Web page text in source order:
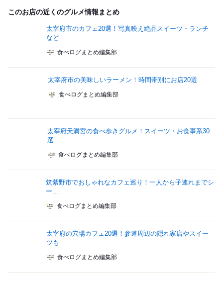
このお店の近くのグルメ情報まとめ
太宰府市のカフェ20選！写真映え絶品スイーツ・ランチ
など
食べログまとめ編集部
太宰府市の美味しいラーメン！時間帯別にお店20選
食べログまとめ編集部
太宰府天満宮の食べ歩きグルメ！スイーツ・お食事系30
選
食べログまとめ編集部
筑紫野市でおしゃれなカフェ巡り！一人から子連れまでシ
ー...
食べログまとめ編集部
太宰府の穴場カフェ20選！参道周辺の隠れ家店やスイー
ツも
食べログまとめ編集部